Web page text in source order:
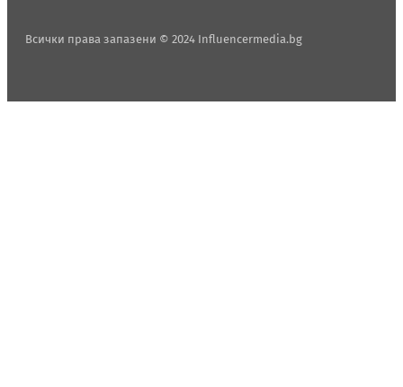
Всички права запазени © 2024 Influencermedia.bg